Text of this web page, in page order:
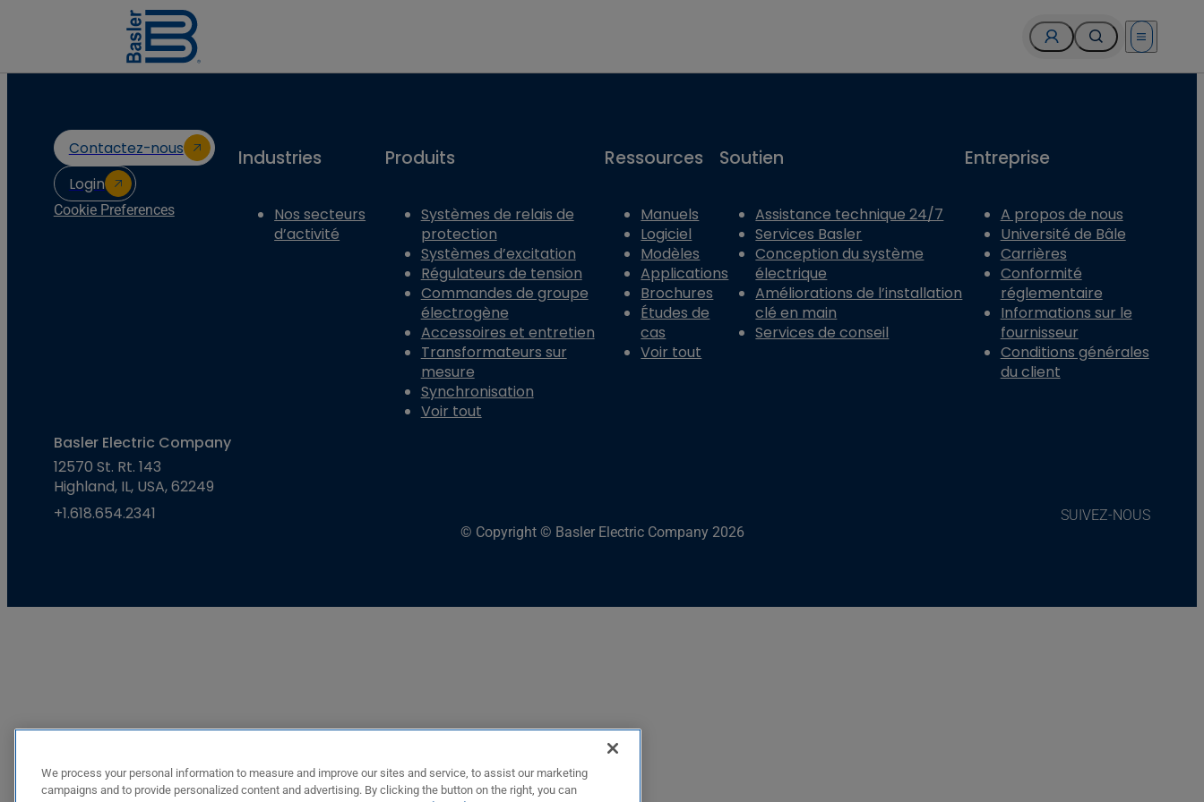
Open menu
Contactez-nous
Login
Cookie Preferences
Industries
Nos secteurs
d’activité
Produits
Systèmes de relais de
protection
Systèmes d’excitation
Régulateurs de tension
Commandes de groupe
électrogène
Accessoires et entretien
Transformateurs sur
mesure
Synchronisation
Voir tout
Ressources
Manuels
Logiciel
Modèles
Applications
Brochures
Études de
cas
Voir tout
Soutien
Assistance technique 24/7
Services Basler
Conception du système
électrique
Améliorations de l’installation
clé en main
Services de conseil
Entreprise
A propos de nous
Université de Bâle
Carrières
Conformité
réglementaire
Informations sur le
fournisseur
Conditions générales
du client
Basler Electric Company
12570 St. Rt. 143
Highland, IL, USA, 62249
+1.618.654.2341
SUIVEZ-NOUS
© Copyright © Basler Electric Company 2026
We process your personal information to measure and improve our sites and service, to assist our marketing
campaigns and to provide personalized content and advertising. By clicking the button on the right, you can